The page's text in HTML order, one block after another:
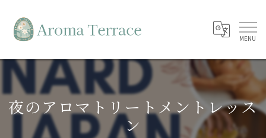
夜のアロマトリートメントレッス
ン